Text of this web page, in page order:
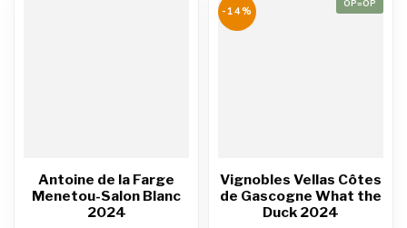
Antoine de la Farge
Menetou-Salon Blanc
2024
OP=OP
-14%
Vignobles Vellas Côtes
de Gascogne What the
Duck 2024